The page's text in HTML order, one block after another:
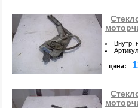
Внутр.
Артикул
цена: